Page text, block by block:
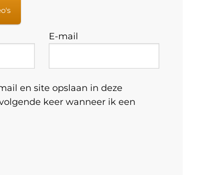
E-mail
en site opslaan in deze
keer wanneer ik een